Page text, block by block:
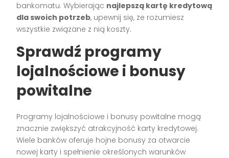
bankomatu. Wybierając najlepszą kartę kredytową
dla swoich potrzeb, upewnij się, że rozumiesz
wszystkie związane z nią koszty.
Sprawdź programy
lojalnościowe i bonusy
powitalne
Programy lojalnościowe i bonusy powitalne mogą
znacznie zwiększyć atrakcyjność karty kredytowej.
Wiele banków oferuje hojne bonusy za otwarcie
nowej karty i spełnienie określonych warunków